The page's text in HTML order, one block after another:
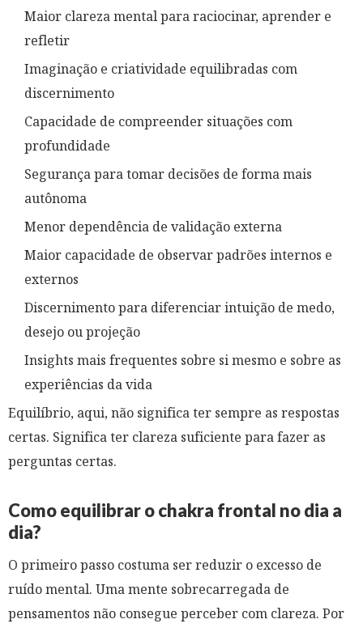
Maior clareza mental para raciocinar, aprender e
refletir
Imaginação e criatividade equilibradas com
discernimento
Capacidade de compreender situações com
profundidade
Segurança para tomar decisões de forma mais
autônoma
Menor dependência de validação externa
Maior capacidade de observar padrões internos e
externos
Discernimento para diferenciar intuição de medo,
desejo ou projeção
Insights mais frequentes sobre si mesmo e sobre as
experiências da vida
Equilíbrio, aqui, não significa ter sempre as respostas
certas. Significa ter clareza suficiente para fazer as
perguntas certas.
Como equilibrar o chakra frontal no dia a
dia?
O primeiro passo costuma ser reduzir o excesso de
ruído mental. Uma mente sobrecarregada de
pensamentos não consegue perceber com clareza. Por